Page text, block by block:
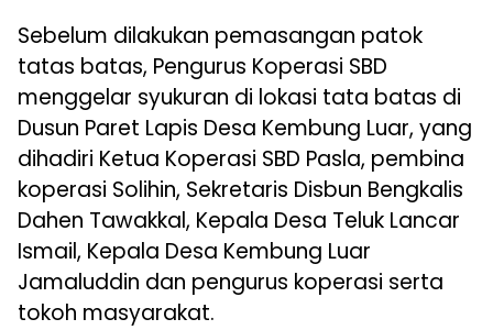
Sebelum dilakukan pemasangan patok
tatas batas, Pengurus Koperasi SBD
menggelar syukuran di lokasi tata batas di
Dusun Paret Lapis Desa Kembung Luar, yang
dihadiri Ketua Koperasi SBD Pasla, pembina
koperasi Solihin, Sekretaris Disbun Bengkalis
Dahen Tawakkal, Kepala Desa Teluk Lancar
Ismail, Kepala Desa Kembung Luar
Jamaluddin dan pengurus koperasi serta
tokoh masyarakat.